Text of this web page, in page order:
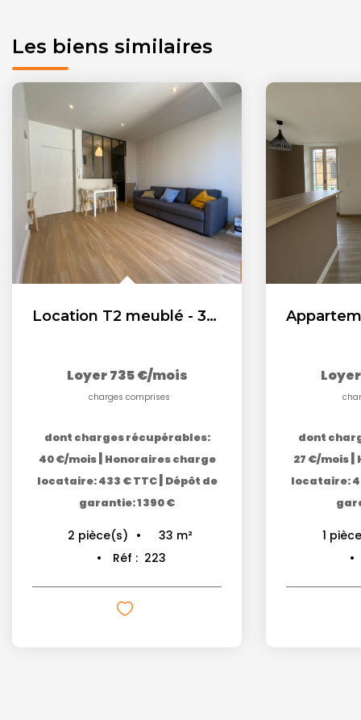
Les biens similaires
Location T2 meublé - 33 m² - Salon De Provence
Loyer 735 €/mois
charges comprises
dont charges récupérables:
40 €/mois| Honoraires charge
locataire: 433 € TTC| Dépôt de
garantie: 1 390 €
2 pièce(s) 33 m²
Réf : 223
dont
27 €/mois|
locataire:
1